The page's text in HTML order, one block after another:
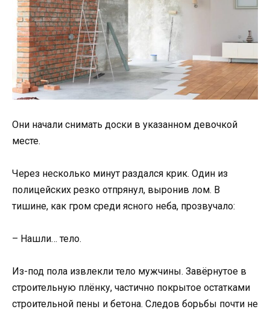
Они начали снимать доски в указанном девочкой
месте.
Через несколько минут раздался крик. Один из
полицейских резко отпрянул, выронив лом. В
тишине, как гром среди ясного неба, прозвучало:
– Нашли… тело.
Из-под пола извлекли тело мужчины. Завёрнутое в
строительную плёнку, частично покрытое остатками
строительной пены и бетона. Следов борьбы почти не